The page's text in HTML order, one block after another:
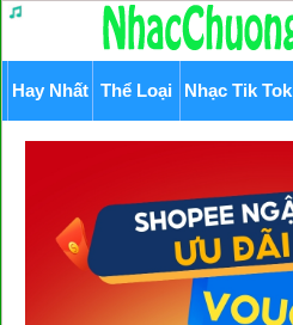
Hay Nhất Thể Loại Nhạc Tik Tok